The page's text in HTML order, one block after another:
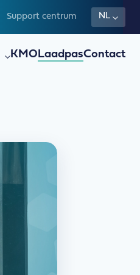
Support centrum NL
KMOLaadpasContact